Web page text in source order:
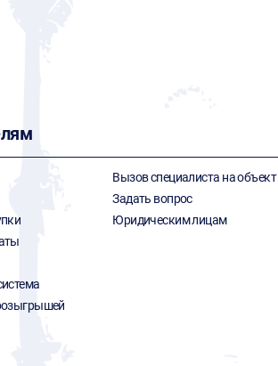
Вызов специалиста на объект
Задать вопрос
Юридическим лицам